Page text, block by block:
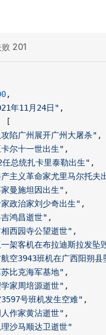
败 201
,
年11月24日" ,
[
陷广州展开广州大屠杀"
,
尔十一世出生"
,
总统扎卡里泰勒出生"
,
主义革命家尤里马尔托夫
曼施坦因出生"
,
政治家刘少奇出生"
,
鸿昌逝世"
,
西园寺公望逝世"
,
架客机在布拉迪斯拉发坠
空3943班机在广西阳朔县
比克海军基地"
,
家周培源逝世"
,
号班机发生空难"
,
作家黄沾逝世"
,
沙马顺达卫逝世"